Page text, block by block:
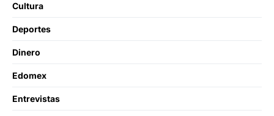
Cultura
Deportes
Dinero
Edomex
Entrevistas